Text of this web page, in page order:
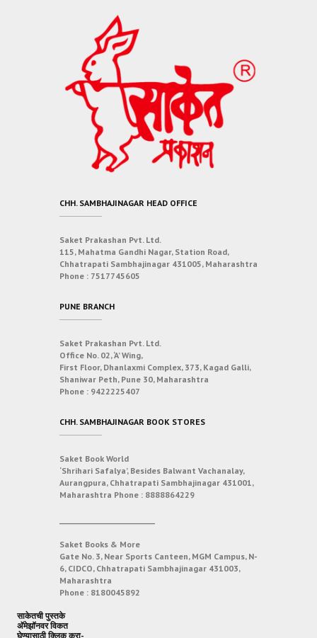
CHH. SAMBHAJINAGAR HEAD OFFICE
Saket Prakashan Pvt. Ltd.
115, Mahatma Gandhi Nagar, Station Road,
Chhatrapati Sambhajinagar 431005, Maharashtra
Phone : 7517745605
PUNE BRANCH
Saket Prakashan Pvt. Ltd.
Office No. 02, ‘A’ Wing,
First Floor, Dhanlaxmi Complex, 373, Kagad Galli,
Shaniwar Peth, Pune 30, Maharashtra
Phone : 9422225407
CHH. SAMBHAJINAGAR BOOK STORES
Saket Book World
‘Shrihari Safalya’, Besides Balwant Vachanalay,
Aurangpura, Chhatrapati Sambhajinagar 431001,
Maharashtra Phone : 8888864229
Saket Books & More
Gate No. 3, Near Sports Canteen, MGM Campus, N-
6, CIDCO, Chhatrapati Sambhajinagar 431003,
Maharashtra
Phone : 8180045892
साकेतची पुस्तके
अ‍ॅमेझॉनवर विकत
घेण्यासाठी क्लिक करा-